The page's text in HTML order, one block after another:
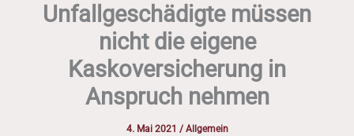
Unfallgeschädigte müssen
nicht die eigene
Kaskoversicherung in
Anspruch nehmen
4. Mai 2021 / Allgemein